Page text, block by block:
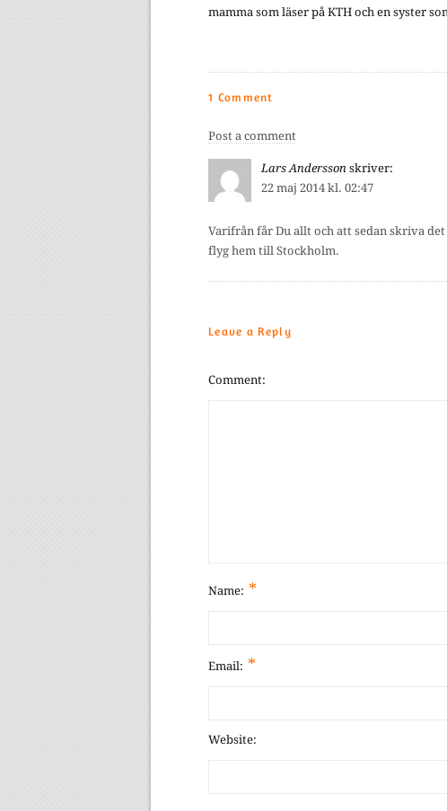
mamma som läser på KTH och en syster
1 Comment
Post a comment
Lars Andersson skriver:
22 maj 2014 kl. 02:47
Varifrån får Du allt och att sedan skriva
flyg hem till Stockholm.
Leave a Reply
Comment
Name: *
Email: *
Website: